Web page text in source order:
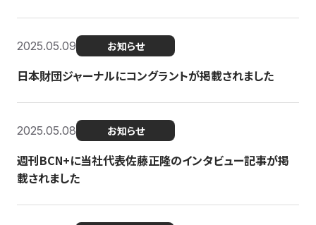
2025.05.09 お知らせ
日本財団ジャーナルにコングラントが掲載されました
2025.05.08 お知らせ
週刊BCN+に当社代表佐藤正隆のインタビュー記事が掲
載されました